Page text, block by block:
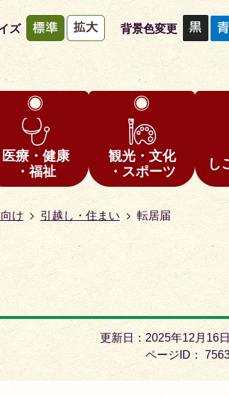
ズ 背景色変更
医療・健康
・福祉
観光・文化
・スポーツ
し
け 引越し・住まい 転居届
更新日：2025年12月16日
ページID：
1
枚
ラ